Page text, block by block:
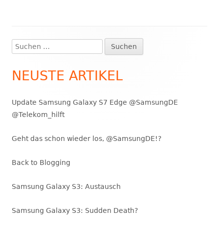
Haupt-
Seitenleiste
Suchen
nach:
NEUSTE ARTIKEL
Update Samsung Galaxy S7 Edge @SamsungDE
@Telekom_hilft
Geht das schon wieder los, @SamsungDE!?
Back to Blogging
Samsung Galaxy S3: Austausch
Samsung Galaxy S3: Sudden Death?